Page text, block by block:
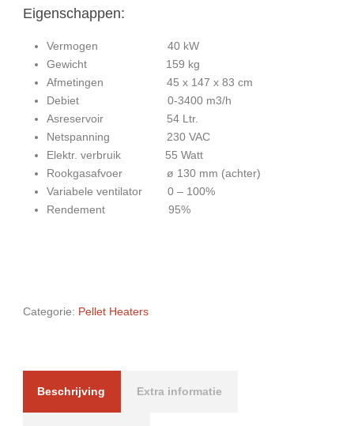
Eigenschappen:
Vermogen 40 kW
Gewicht 159 kg
Afmetingen 45 x 147 x 83 cm
Debiet 0-3400 m3/h
Asreservoir 54 Ltr.
Netspanning 230 VAC
Elektr. verbruik 55 Watt
Rookgasafvoer ø 130 mm (achter)
Variabele ventilator 0 – 100%
Rendement 95%
Categorie: Pellet Heaters
Beschrijving Extra informatie